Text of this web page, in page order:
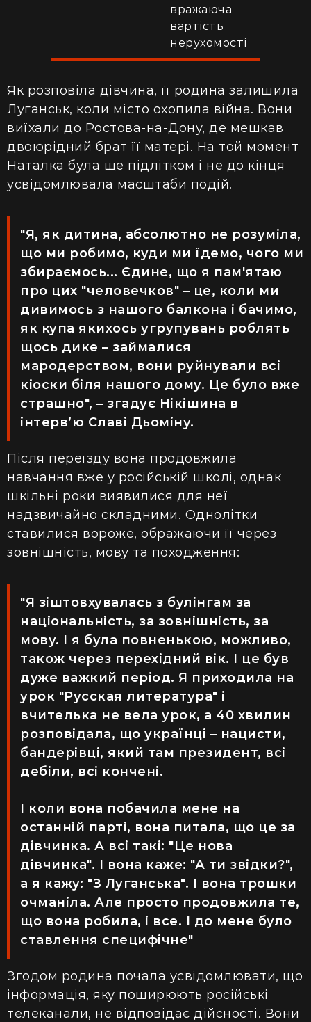
вражаюча
вартість
нерухомості
Як розповіла дівчина, її родина залишила
Луганськ, коли місто охопила війна. Вони
виїхали до Ростова-на-Дону, де мешкав
двоюрідний брат її матері. На той момент
Наталка була ще підлітком і не до кінця
усвідомлювала масштаби подій.
"Я, як дитина, абсолютно не розуміла,
що ми робимо, куди ми їдемо, чого ми
збираємось... Єдине, що я пам'ятаю
про цих "человечков" – це, коли ми
дивимось з нашого балкона і бачимо,
як купа якихось угрупувань роблять
щось дике – займалися
мародерством, вони руйнували всі
кіоски біля нашого дому. Це було вже
страшно", – згадує Нікішина в
інтерв’ю Славі Дьоміну.
Після переїзду вона продовжила
навчання вже у російській школі, однак
шкільні роки виявилися для неї
надзвичайно складними. Однолітки
ставилися вороже, ображаючи її через
зовнішність, мову та походження:
"Я зіштовхувалась з булінгам за
національність, за зовнішність, за
мову. І я була повненькою, можливо,
також через перехідний вік. І це був
дуже важкий період. Я приходила на
урок "Русская литература" і
вчителька не вела урок, а 40 хвилин
розповідала, що українці – нацисти,
бандерівці, який там президент, всі
дебіли, всі кончені.
І коли вона побачила мене на
останній парті, вона питала, що це за
дівчинка. А всі такі: "Це нова
дівчинка". І вона каже: "А ти звідки?",
а я кажу: "З Луганська". І вона трошки
очманіла. Але просто продовжила те,
що вона робила, і все. І до мене було
ставлення специфічне"
Згодом родина почала усвідомлювати, що
інформація, яку поширюють російські
телеканали, не відповідає дійсності. Вони